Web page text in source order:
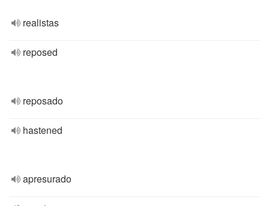
realistas
reposed
reposado
hastened
apresurado